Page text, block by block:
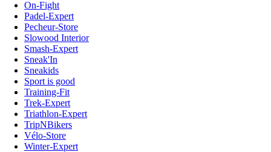
On-Fight
Padel-Expert
Pecheur-Store
Slowood Interior
Smash-Expert
Sneak'In
Sneakids
Sport is good
Training-Fit
Trek-Expert
Triathlon-Expert
TripNBikers
Vélo-Store
Winter-Expert